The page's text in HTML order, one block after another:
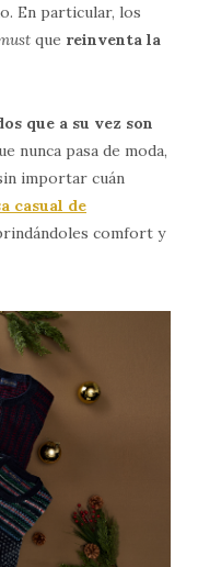
En particular, los
que reinventa la
que a su vez son
nunca pasa de moda,
importar cuán
casual de
comfort y